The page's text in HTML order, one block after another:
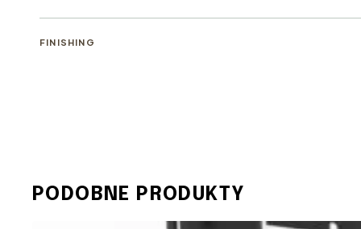
FINISHING
PODOBNE PRODUKTY